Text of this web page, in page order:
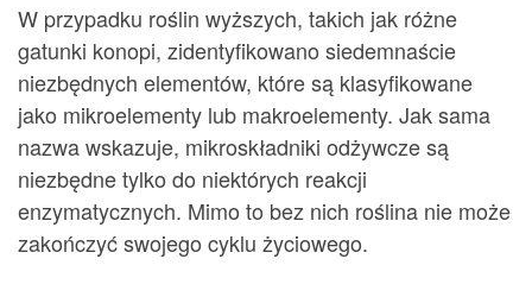
W przypadku roślin wyższych, takich jak różne
gatunki konopi, zidentyfikowano siedemnaście
niezbędnych elementów, które są klasyfikowane
jako mikroelementy lub makroelementy. Jak sama
nazwa wskazuje, mikroskładniki odżywcze są
niezbędne tylko do niektórych reakcji
enzymatycznych. Mimo to bez nich roślina nie może
zakończyć swojego cyklu życiowego.